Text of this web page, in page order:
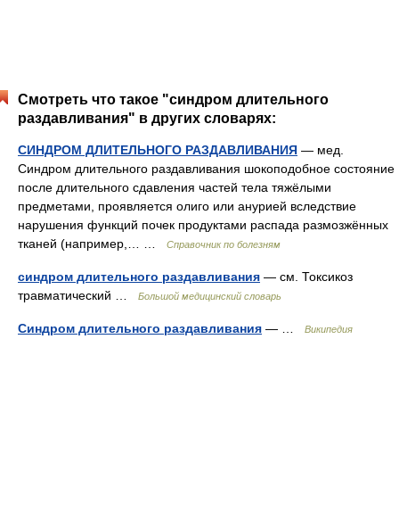
Смотреть что такое "синдром длительного
раздавливания" в других словарях:
СИНДРОМ ДЛИТЕЛЬНОГО РАЗДАВЛИВАНИЯ — мед.
Синдром длительного раздавливания шокоподобное состояние
после длительного сдавления частей тела тяжёлыми
предметами, проявляется олиго или анурией вследствие
нарушения функций почек продуктами распада размозжённых
тканей (например,… …
Справочник по болезням
синдром длительного раздавливания — см. Токсикоз
травматический …
Большой медицинский словарь
Синдром длительного раздавливания — … Википедия